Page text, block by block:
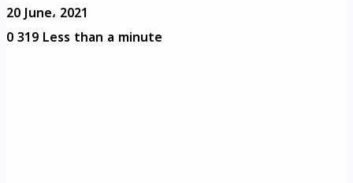
20 June، 2021
0319Less than a minute